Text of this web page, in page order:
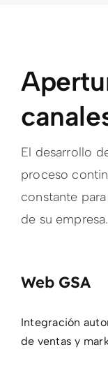
El desarrollo
proceso
constante
de su empresa.
Web GSA
Integración
de ventas y